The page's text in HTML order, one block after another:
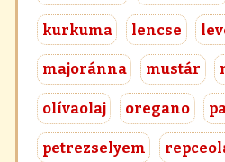
kurkuma lencse
majoránna mustár
olívaolaj oregano
petrezselyem